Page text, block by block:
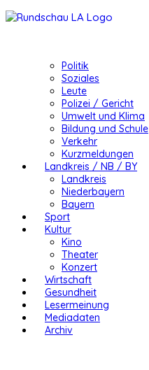
Politik
Soziales
Leute
Polizei / Gericht
Umwelt und Klima
Bildung und Schule
Verkehr
Kurzmeldungen
Landkreis / NB / BY
Landkreis
Niederbayern
Bayern
Sport
Kultur
Kino
Theater
Konzert
Wirtschaft
Gesundheit
Lesermeinung
Mediadaten
Archiv